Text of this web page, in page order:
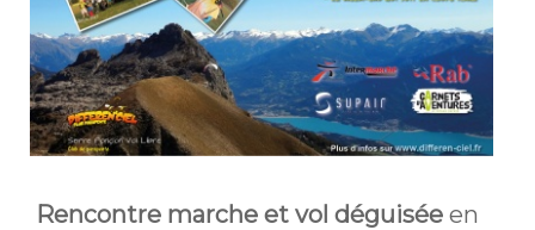
Rencontre marche et vol déguisée en